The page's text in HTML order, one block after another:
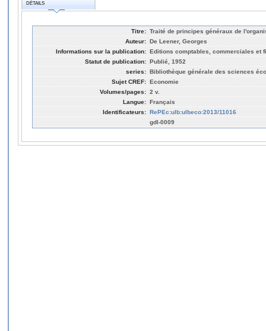
DÉTAILS
Titre: Traité de principes généraux de
Auteur: De Leener, Georges
Informations sur la publication: Editions comptables, commerciales et
Statut de publication: Publié, 1952
series: Bibliothèque générale des sciences
Sujet CREF: Economie
Volumes/pages: 2 v.
Langue: Français
Identificateurs: RePEc:ulb:ulbeco:2013/11016
gdl-0009